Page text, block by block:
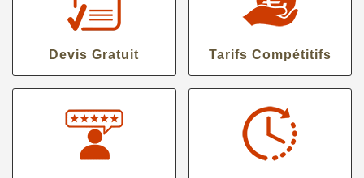
Devis Gratuit Tarifs Compétitifs